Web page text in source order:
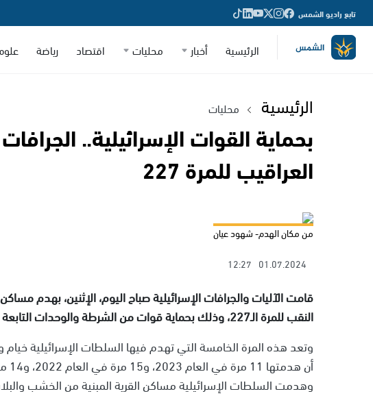
تابع راديو الشمس
الرئيسية أخبار محليات اقتصاد رياضة
الرئيسية محليات
بحماية القوات الإسرائيلية..
العراقيب للمرة 227
من مكان الهدم- شهود عيان
01.07.2024
12:27
قامت الآليات والجرافات الإسرائيلية صباح اليوم، الإثنين، بهدم
النقب للمرة الـ227، وذلك بحماية قوات من الشرطة والوحدات التابعة لها.
وتعد هذه المرة الخامسة التي تهدم فيها السلطات الإسرائيلية
أن هدمتها 11 مرة في العام 2023، و15 مرة في العام 2022، و14 مرة في العام 2021.
وهدمت السلطات الإسرائيلية مساكن القرية المبنية من الخشب